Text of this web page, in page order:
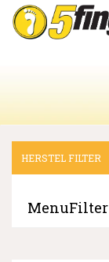
HERSTEL FILTER
MenuFilter